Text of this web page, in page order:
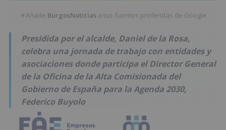
★Añade BurgosNoticias a tus fuentes preferidas de Google
Presidida por el alcalde, Daniel de la Rosa,
celebra una jornada de trabajo con entidades y
asociaciones donde participa el Director General
de la Oficina de la Alta Comisionada del
Gobierno de España para la Agenda 2030,
Federico Buyolo